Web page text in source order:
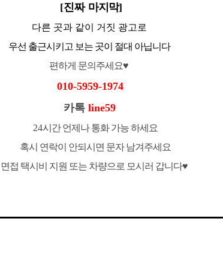
[진짜 마지막]
다른 곳과 같이 거짓 광고로
우선 출근시키고 보는 곳이 절대 아닙니다
편하게 문의주세요♥
010-5959-1974
카톡 line59
24시간 언제나 통화 가능 하세요
혹시 연락이 안되시면 문자 남겨주세요
면접 택시비 지원 또는 차량으로 모시러 갑니다♥